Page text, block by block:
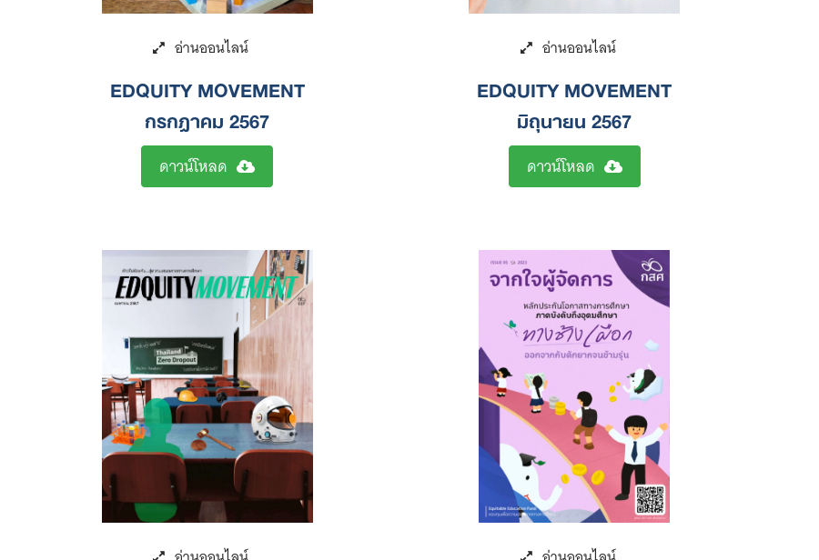
EDQUITY MOVEMENT
กรกฎาคม 2567
ดาวน์โหลด
EDQUITY MOVEMENT
มิถุนายน 2567
ดาวน์โหลด